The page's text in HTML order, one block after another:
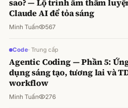
sao? — Lộ trình âm thầm
Claude AI để tỏa sáng
Minh Tuấn 567
Code· Trung cấp
Agentic Coding — Phần 5:
dụng sáng tạo, tương lai và
workflow
Minh Tuấn 276